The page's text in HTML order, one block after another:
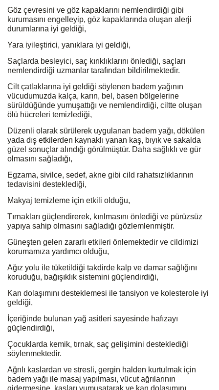
Göz çevresini ve göz kapaklarını nemlendirdiği gibi
kurumasını engelleyip, göz kapaklarında oluşan alerji
durumlarına iyi geldiği,
Yara iyileştirici, yanıklara iyi geldiği,
Saçlarda besleyici, saç kırıklıklarını önlediği, saçları
nemlendirdiği uzmanlar tarafından bildirilmektedir.
Cilt çatlaklarına iyi geldiği söylenen badem yağının
vücudumuzda kalça, karın, bel, basen bölgelerine
sürüldüğünde yumuşattığı ve nemlendirdiği, ciltte oluşan
ölü hücreleri temizlediği,
Düzenli olarak sürülerek uygulanan badem yağı, dökülen
yada dış etkilerden kaynaklı yanan kaş, bıyık ve sakalda
güzel sonuçlar alındığı görülmüştür. Daha sağlıklı ve gür
olmasını sağladığı,
Egzama, sivilce, sedef, akne gibi cild rahatsızlıklarının
tedavisini desteklediği,
Makyaj temizleme için etkili olduğu,
Tırnakları güçlendirerek, kırılmasını önlediği ve pürüzsüz
yapıya sahip olmasını sağladığı gözlemlenmiştir.
Güneşten gelen zararlı etkileri önlemektedir ve cildimizi
korumamıza yardımcı olduğu,
Ağız yolu ile tüketildiği takdirde kalp ve damar sağlığını
koruduğu, bağışıklık sistemini güçlendirdiği,
Kan dolaşımını desteklemesi ile tansiyon ve kolesterole iyi
geldiği,
İçeriğinde bulunan yağ asitleri sayesinde hafızayı
güçlendirdiği,
Çocuklarda kemik, tırnak, saç gelişimini desteklediği
söylenmektedir.
Ağrılı kaslardan ve stresli, gergin halden kurtulmak için
badem yağı ile masaj yapılması, vücut ağrılarının
gidermesine, kasları yumuşatarak ve kan dolaşımını